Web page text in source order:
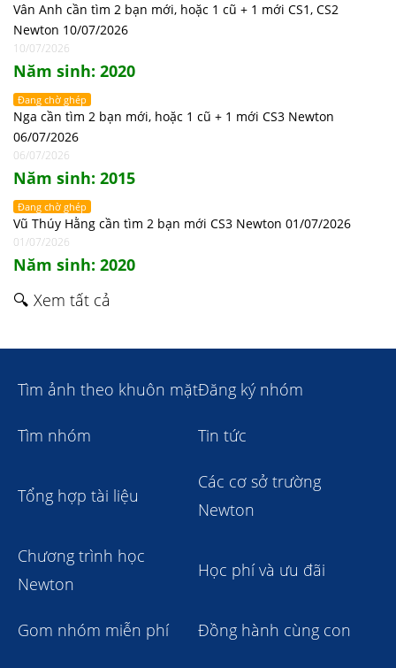
Vân Anh cần tìm 2 bạn mới, hoặc 1 cũ + 1 mới CS1, CS2
Newton 10/07/2026
10/07/2026
Năm sinh: 2020
Đang chờ ghép
Nga cần tìm 2 bạn mới, hoặc 1 cũ + 1 mới CS3 Newton
06/07/2026
06/07/2026
Năm sinh: 2015
Đang chờ ghép
Vũ Thúy Hằng cần tìm 2 bạn mới CS3 Newton 01/07/2026
01/07/2026
Năm sinh: 2020
🔍 Xem tất cả
Tìm ảnh theo khuôn mặtĐăng ký nhóm
Tìm nhóm Tin tức
Tổng hợp tài liệu
Các cơ sở trường
Newton
Chương trình học
Newton
Học phí và ưu đãi
Gom nhóm miễn phí Đồng hành cùng con